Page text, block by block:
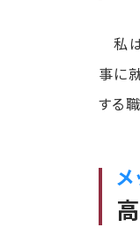
私は
事に
する